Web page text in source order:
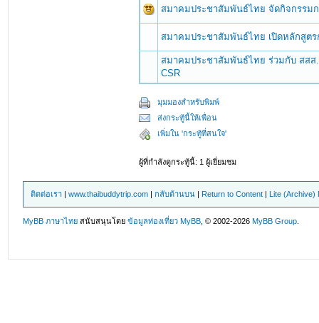
สมาคมประชาสัมพันธ์ไทย จัดกิจกรรม
สมาคมประชาสัมพันธ์ไทย เปิดหลักสูตร
สมาคมประชาสัมพันธ์ไทย ร่วมกับ สส
CSR
มุมมองสำหรับพิมพ์
ส่งกระทู้นี้ให้เพื่อน
เพิ่มใน 'กระทู้ที่สนใจ'
ผู้ที่กำลังดูกระทู้นี้: 1 ผู้เยี่ยมชม
ติดต่อเรา |www.thaibuddytrip.com |กลับด้านบน | Return to Content | Lite (Archive)
MyBB ภาษาไทย สนับสนุนโดยข้อมูลท่องเที่ยว MyBB , © 2002-2026MyBB Group